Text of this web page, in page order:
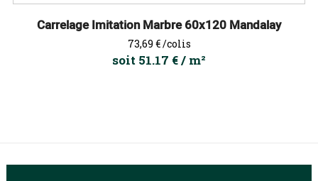
Carrelage Imitation Marbre 60x120 Mandalay
Prix
73,69 €/colis
soit 51.17 € / m²